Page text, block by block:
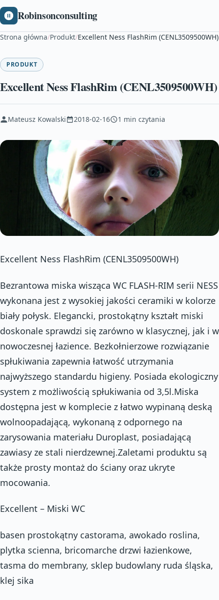
Robinsonconsulting
Strona główna/Produkt/Excellent Ness FlashRim (CENL3509500WH)
PRODUKT
Excellent Ness FlashRim (CENL3509500WH)
Mateusz Kowalski 2018-02-16 1 min czytania
Excellent Ness FlashRim (CENL3509500WH)
Bezrantowa miska wisząca WC FLASH-RIM serii NESS
wykonana jest z wysokiej jakości ceramiki w kolorze
biały połysk. Elegancki, prostokątny kształt miski
doskonale sprawdzi się zarówno w klasycznej, jak i w
nowoczesnej łazience. Bezkołnierzowe rozwiązanie
spłukiwania zapewnia łatwość utrzymania
najwyższego standardu higieny. Posiada ekologiczny
system z możliwością spłukiwania od 3,5l.Miska
dostępna jest w komplecie z łatwo wypinaną deską
wolnoopadającą, wykonaną z odpornego na
zarysowania materiału Duroplast, posiadającą
zawiasy ze stali nierdzewnej.Zaletami produktu są
także prosty montaż do ściany oraz ukryte
mocowania.
Excellent – Miski WC
basen prostokątny castorama, awokado roslina,
plytka scienna, bricomarche drzwi łazienkowe,
tasma do membrany, sklep budowlany ruda śląska,
klej sika